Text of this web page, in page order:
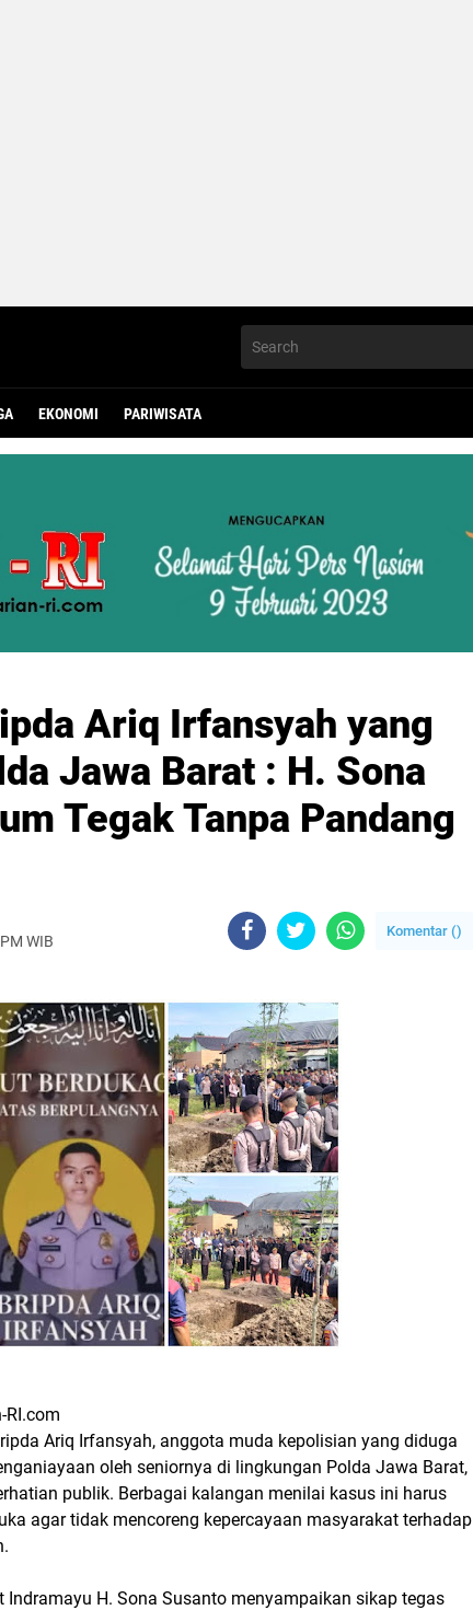
EKONOMI PARIWISATA
Ariq Irfansyah yang
Jawa Barat : H. Sona
Tegak Tanpa Pandang
WIB
Komentar ()
RI.com
Ariq Irfansyah, anggota muda kepolisian yang diduga
oleh seniornya di lingkungan Polda Jawa Barat,
publik. Berbagai kalangan menilai kasus ini harus
agar tidak mencoreng kepercayaan masyarakat terhadap
Indramayu H. Sona Susanto menyampaikan sikap tegas